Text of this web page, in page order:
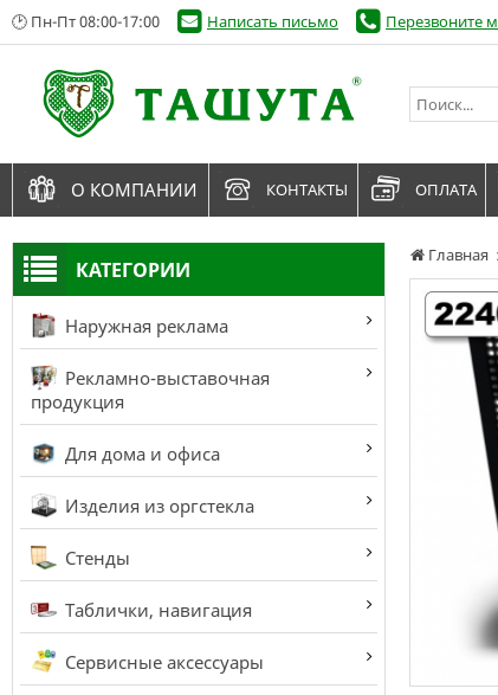
КАТЕГОРИИ
Наружная реклама
Рекламно-выставочная
продукция
Для дома и офиса
Изделия из оргстекла
Стенды
Таблички, навигация
Сервисные аксессуары
Главная
🕑 Пн-Пт 08:00-17:00 Написать письмо Перезвоните
О КОМПАНИИ КОНТАКТЫ ОПЛАТА